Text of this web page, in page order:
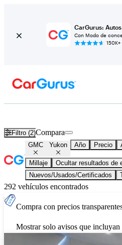
CarGurus:
Con Modo de
150K+
Filtro (2)Compara
GMC Yukon Año Precio
Millaje
Ocultar resultados de
Nuevos/Usados/Certificados
292 vehículos encontrados
Compra con precios
Mostrar solo avisos que incluyan